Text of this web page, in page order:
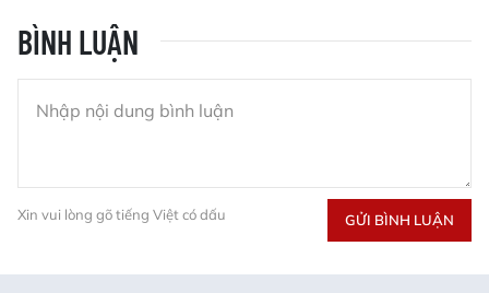
BÌNH LUẬN
Xin vui lòng gõ tiếng Việt có dấu GỬI BÌNH LUẬN